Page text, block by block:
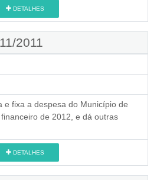
DETALHES
2011
e fixa a despesa do Município de
de 2012, e dá outras
DETALHES